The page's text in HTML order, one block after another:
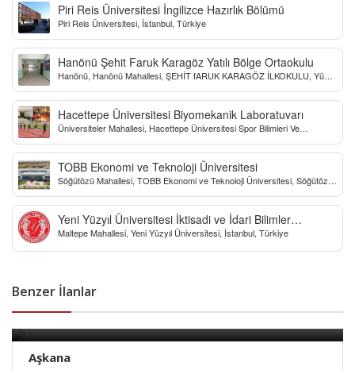
Piri Reis Üniversitesi İngilizce Hazırlık Bölümü
Piri Reis Üniversitesi, İstanbul, Türkiye
Hanönü Şehit Faruk Karagöz Yatılı Bölge Ortaokulu
Hanönü, Hanönü Mahallesi, ŞEHİT fARUK KARAGÖZ İLKOKULU, Yücel
Hacettepe Üniversitesi Biyomekanik Laboratuvarı
Üniversiteler Mahallesi, Hacettepe Üniversitesi Spor Bilimleri Ve
TOBB Ekonomi ve Teknoloji Üniversitesi
Söğütözü Mahallesi, TOBB Ekonomi ve Teknoloji Üniversitesi, Söğütözü
Yeni Yüzyıl Üniversitesi İktisadi ve İdari Bilimler
Fakültesi
Maltepe Mahallesi, Yeni Yüzyıl Üniversitesi, İstanbul, Türkiye
Benzer İlanlar
Aşkana